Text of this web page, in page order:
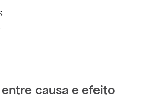
causa e efeito